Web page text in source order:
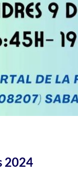
2024